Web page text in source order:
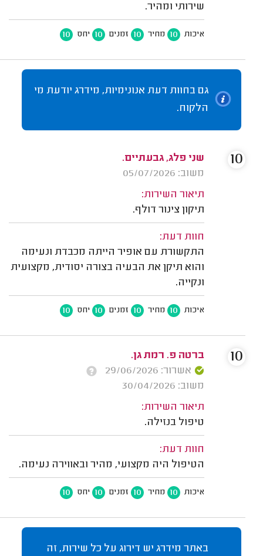
שירותי ומהיר.
איכות 10 מחיר 10 זמנים 10 יחס 10
גם בחוות דעת אנונימיות, מידרג יודעת מי
הלקוח.
שני פלג, גבעתיים.
משוב: 05/07/2026
תיאור השירות:
תיקון צינור דולף.
חוות דעת:
התקשורת עם אופיר הייתה מכבדת ונעימה
והוא תיקן את הבעיה בצורה יסודית, מקצועית
ונקייה.
איכות 10 מחיר 10 זמנים 10 יחס 10
10
ברטה פ. רמת גן.
אשרור: 29/06/2026
משוב: 30/04/2026
תיאור השירות:
טיפול בנזילה.
חוות דעת:
הטיפול היה מקצועי, מהיר ובאווירה נעימה.
איכות 10 מחיר 10 זמנים 10 יחס 10
10
באתר מידרג יש דירוג על כל שירות, זה